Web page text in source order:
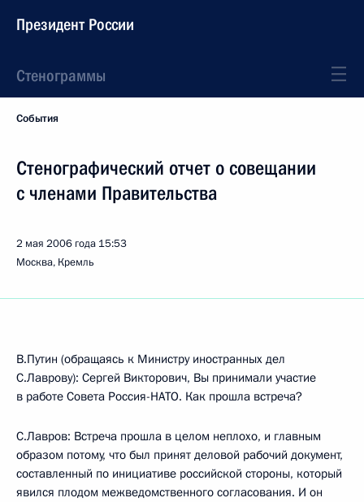
Президент России
Стенограммы
События
Стенографический отчет о совещании
с членами Правительства
2 мая 2006 года 15:53
Москва, Кремль
В.Путин (обращаясь к Министру иностранных дел
С.Лаврову): Сергей Викторович, Вы принимали участие
в работе Совета Россия-НАТО. Как прошла встреча?
С.Лавров: Встреча прошла в целом неплохо, и главным
образом потому, что был принят деловой рабочий документ,
составленный по инициативе российской стороны, который
явился плодом межведомственного согласования. И он